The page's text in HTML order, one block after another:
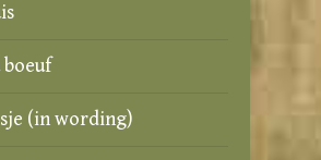
boeuf
(in wording)